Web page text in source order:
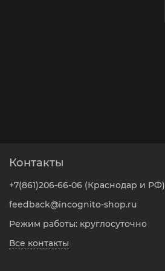
Контакты
+7(861)206-66-06 (Краснодар и РФ)
feedback@incognito-shop.ru
Режим работы: круглосуточно
Все контакты